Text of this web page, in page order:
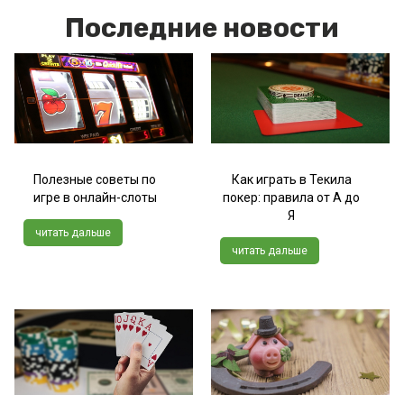
Последние новости
Полезные советы по
игре в онлайн-слоты
читать дальше
Как играть в Текила
покер: правила от А до
Я
читать дальше